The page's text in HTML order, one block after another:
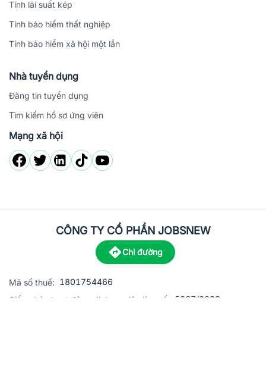
Tính lãi suất kép
Tính bảo hiểm thất nghiệp
Tính bảo hiểm xã hội một lần
Nhà tuyển dụng
Đăng tin tuyển dụng
Tìm kiếm hồ sơ ứng viên
Mạng xã hội
CÔNG TY CỔ PHẦN JOBSNEW
Chỉ đường
Mã số thuế: 1801754466
Giấy phép hoạt động dịch vụ việc làm số:
5867/2023